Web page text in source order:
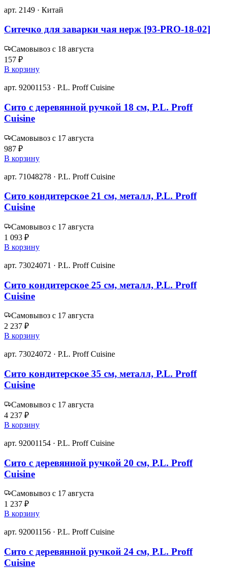
арт. 2149 · Китай
Ситечко для заварки чая нерж [93-PRO-18-02]
Самовывоз с 18 августа
157 ₽
В корзину
арт. 92001153 · P.L. Proff Cuisine
Сито с деревянной ручкой 18 см, P.L. Proff
Cuisine
Самовывоз с 17 августа
987 ₽
В корзину
арт. 71048278 · P.L. Proff Cuisine
Сито кондитерское 21 см, металл, P.L. Proff
Cuisine
Самовывоз с 17 августа
1 093 ₽
В корзину
арт. 73024071 · P.L. Proff Cuisine
Сито кондитерское 25 см, металл, P.L. Proff
Cuisine
Самовывоз с 17 августа
2 237 ₽
В корзину
арт. 73024072 · P.L. Proff Cuisine
Сито кондитерское 35 см, металл, P.L. Proff
Cuisine
Самовывоз с 17 августа
4 237 ₽
В корзину
арт. 92001154 · P.L. Proff Cuisine
Сито с деревянной ручкой 20 см, P.L. Proff
Cuisine
Самовывоз с 17 августа
1 237 ₽
В корзину
арт. 92001156 · P.L. Proff Cuisine
Сито с деревянной ручкой 24 см, P.L. Proff
Cuisine